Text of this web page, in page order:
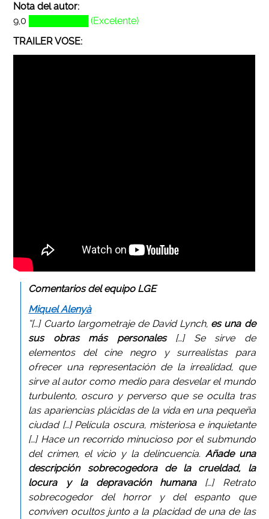
Nota del autor:
9,0
█████████ (Excelente)
TRAILER VOSE:
Comentarios del equipo LGE
Miquel Alenyà
“[…] Cuarto largometraje de David Lynch, es una de
sus obras más personales[…] Se sirve de
elementos del cine negro y surrealistas para
ofrecer una representación de la irrealidad, que
sirve al autor como medio para desvelar el mundo
turbulento, oscuro y perverso que se oculta tras
las apariencias plácidas de la vida en una pequeña
ciudad […] Película oscura, misteriosa e inquietante
[…] Hace un recorrido minucioso por el submundo
del crimen, el vicio y la delincuencia. Añade una
descripción sobrecogedora de la crueldad, la
locura y la depravación humana[…] Retrato
sobrecogedor del horror y del espanto que
conviven ocultos junto a la placidad de una de las